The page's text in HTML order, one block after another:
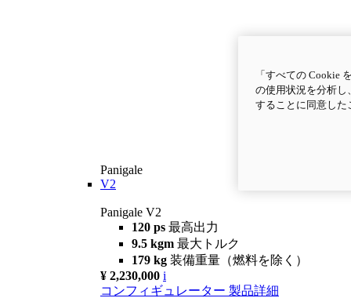
Panigale
V2
Panigale V2
120 ps 最高出力
9.5 kgm 最大トルク
179 kg 装備重量（燃料を除く）
¥ 2,230,000 i
コンフィギュレーター 製品詳細
「すべての Cookie
の使用状況を分析し
することに同意し